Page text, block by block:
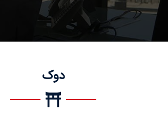
دوک